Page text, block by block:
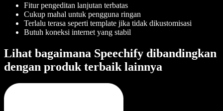
Fitur pengeditan lanjutan terbatas
Cukup mahal untuk pengguna ringan
Terlalu terasa seperti template jika tidak dikustomisasi
Butuh koneksi internet yang stabil
Lihat bagaimana Speechify dibandingkan
dengan produk terbaik lainnya